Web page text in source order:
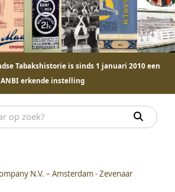
Tabakshistorie is sinds 1 januari 2010 een
ANBI erkende instelling
N.V. – Amsterdam - Zevenaar